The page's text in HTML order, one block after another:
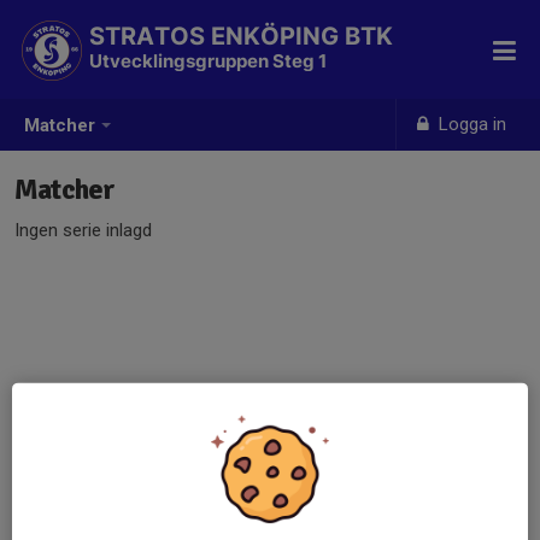
Matcher Logga in
STRATOS ENKÖPING BTK
Utvecklingsgruppen Steg 1
Matcher
Ingen serie inlagd